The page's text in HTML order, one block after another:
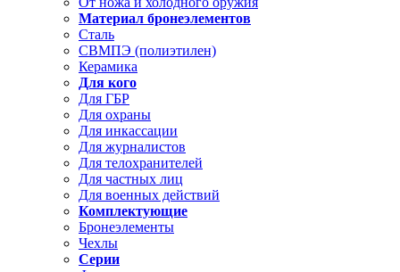
Материал бронеэлементов
Сталь
СВМПЭ (полиэтилен)
Керамика
Для кого
Для ГБР
Для охраны
Для инкассации
Для журналистов
Для телохранителей
Для частных лиц
Для военных действий
Комплектующие
Бронеэлементы
Чехлы
Серии